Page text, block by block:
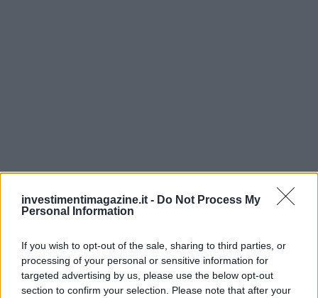
investimentimagazine.it - Do Not Process My
Personal Information
If you wish to opt-out of the sale, sharing to third parties, or
processing of your personal or sensitive information for
targeted advertising by us, please use the below opt-out
section to confirm your selection. Please note that after your
NEWS